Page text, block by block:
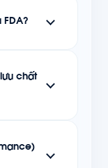
FDA?
chất